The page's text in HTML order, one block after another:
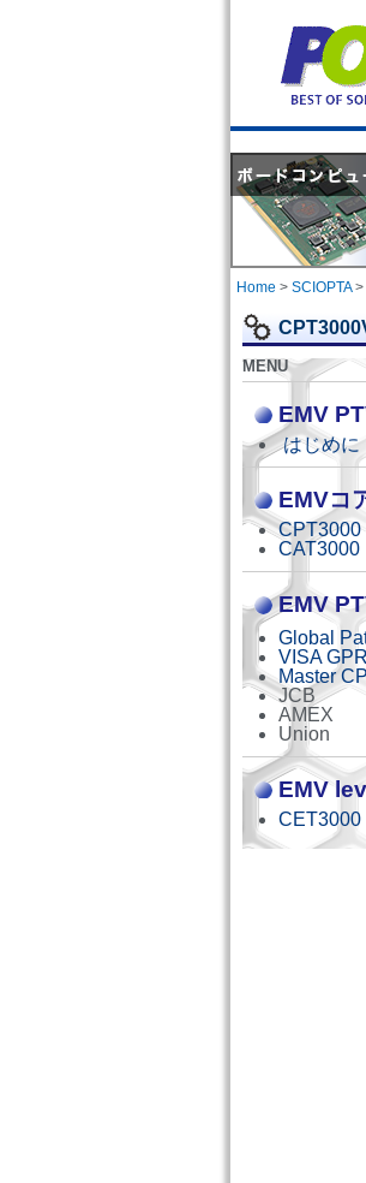
Home > SCIOPTA>
MENU
EMV
はじめに
EMVコ
CPT3000
CAT3000
EMV
Global
VISA GPR
Master
JCB
AMEX
Union
EMV
CET3000